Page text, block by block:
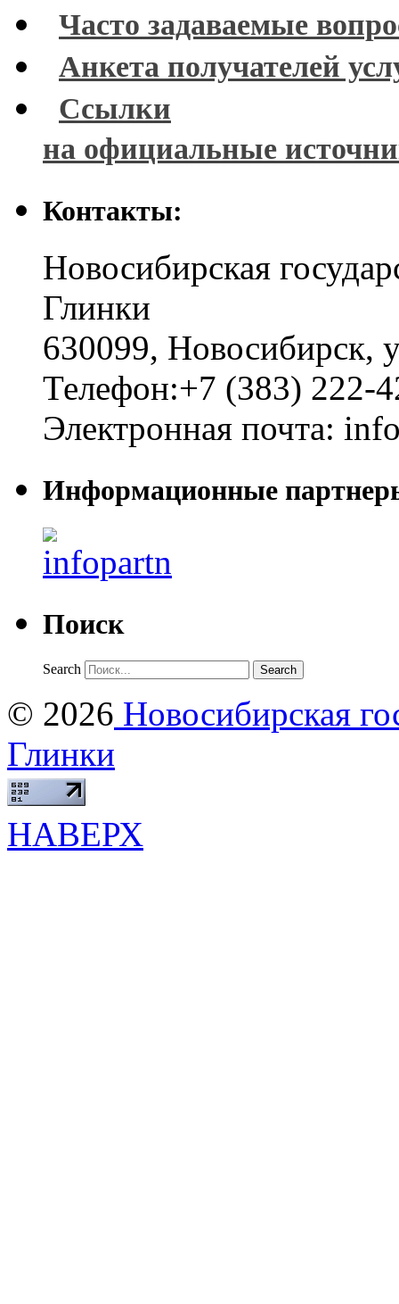
Часто задаваемые
Анкета получателей
Ссылки
на официальные
Контакты:
Новосибирская
Глинки
630099, Новосибирск,
Телефон:+7 (383) 222-
Электронная почта:
Информационные
Поиск
Search
© 2026 Новосибирская
Глинки
НАВЕРХ